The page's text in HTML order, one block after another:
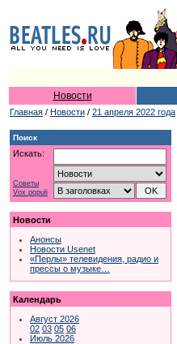
Новости
Главная / Новости / 21 апреля 2022 года
Поиск
Искать:
Советы
Vox populi
Новости
Анонсы
Новости Usenet
«Перлы» телевидения, радио и
прессы о музыке…
Календарь
Август 2026
02 03 05 06
Июль 2026